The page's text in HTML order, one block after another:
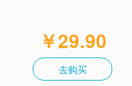
￥29.90
去购买